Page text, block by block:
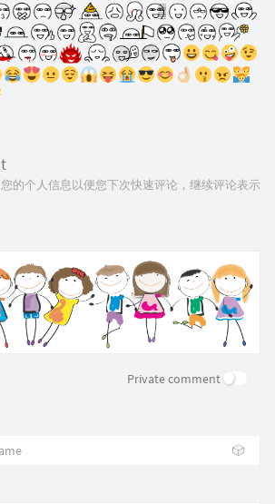
的个人信息以便您下次快速评论，继续评论表示
Private comment
🎲